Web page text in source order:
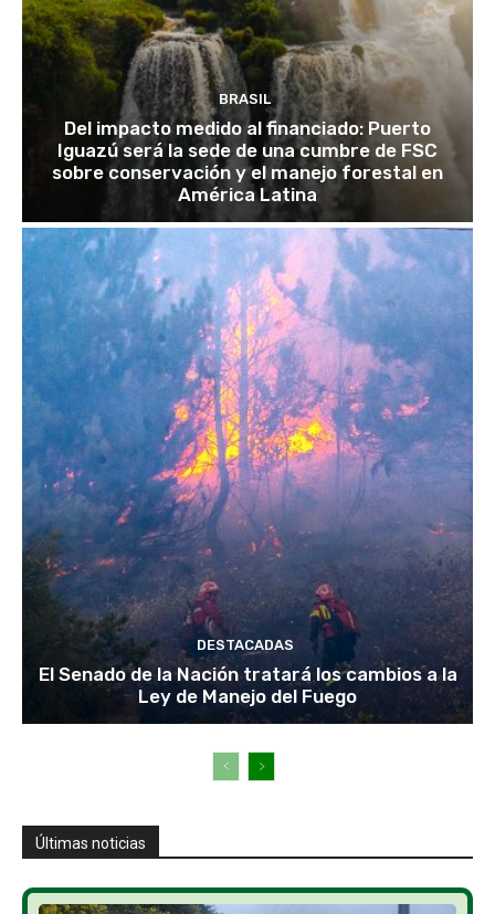
BRASIL
Del impacto medido al financiado: Puerto
Iguazú será la sede de una cumbre de FSC
sobre conservación y el manejo forestal en
América Latina
DESTACADAS
El Senado de la Nación tratará los cambios a la
Ley de Manejo del Fuego
Últimas noticias